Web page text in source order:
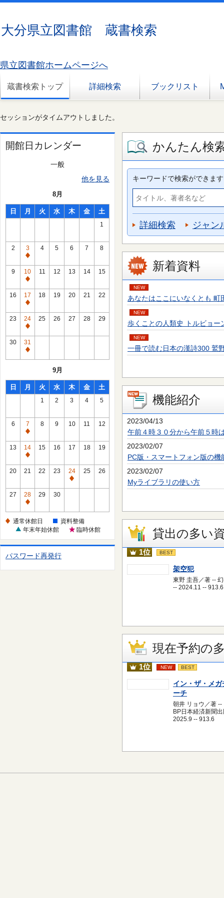
大分県立図書館 蔵書検索
県立図書館ホームページへ
蔵書検索トップ 詳細検索 ブックリスト
セッションがタイムアウトしました。
開館日カレンダー
一般
他を見る
8月
日 月 火 水 木 金 土
1
2
3
通
常
休
館
日
4 5 6 7 8
9
10
通
常
休
館
日
11 12 13 14 15
16
17
通
常
休
館
日
18 19 20 21 22
23
24
通
常
休
館
25 26 27 28 29
30
31
通
館
日
9月
日 月 火 水 木 金 土
1 2 3 4 5
6
7
通
常
休
館
8 9 10 11 12
13
14
通
常
館
日
15 16 17 18 19
20 21 22 23
24
通
館
日
25 26
27
28
通
休
日
29 30
通常休館日
資料整備
年末年始休館
臨時休館
パスワード再発行
かんたん検
キーワードで検索ができます
詳細検索 ジャン
新着資料
NEW
あなたはここにいなくとも
NEW
歩くことの人類史 トルビョ
NEW
一冊で読む日本の漢詩300 鷲
機能紹介
2023/04/13
午前４時３０分から午前５時
2023/02/07
PC版・スマートフォン版の機
2023/02/07
Myライブラリの使い方
貸出の多い
1位 BEST
架空犯
東野 圭吾／著 --
-- 2024.11 -- 913.6
現在予約の
1位 NEW BEST
イン・ザ・メガ
ーチ
朝井 リョウ／著 --
BP日本経済新聞
2025.9 -- 913.6